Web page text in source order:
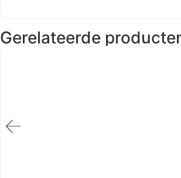
Gerelateerde